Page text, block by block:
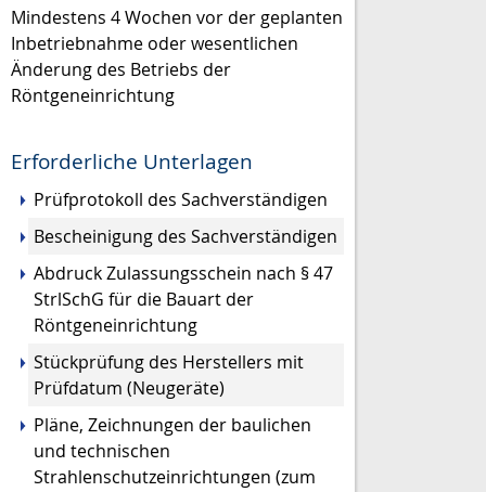
Mindestens 4 Wochen vor der geplanten
Inbetriebnahme oder wesentlichen
Änderung des Betriebs der
Röntgeneinrichtung
Erforderliche Unterlagen
Prüfprotokoll des Sachverständigen
Bescheinigung des Sachverständigen
Abdruck Zulassungsschein nach § 47
StrlSchG für die Bauart der
Röntgeneinrichtung
Stückprüfung des Herstellers mit
Prüfdatum (Neugeräte)
Pläne, Zeichnungen der baulichen
und technischen
Strahlenschutzeinrichtungen (zum